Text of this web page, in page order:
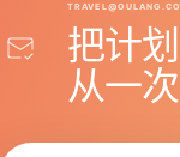
把计
从一